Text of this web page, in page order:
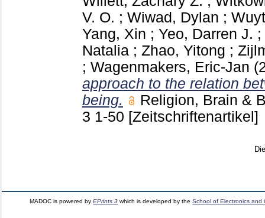
V. O. ; Wiwad, Dylan ;
Yang, Xin ; Yeo, Darren J. ;
Natalia ; Zhao, Yitong ;
; Wagenmakers, Eric-Jan
approach to the relation
being.
Religion, Brain &
3 1-50 [Zeitschriftenartikel]
MADOC is powered byEPrints 3 which is developed by theSchool of Electronics and